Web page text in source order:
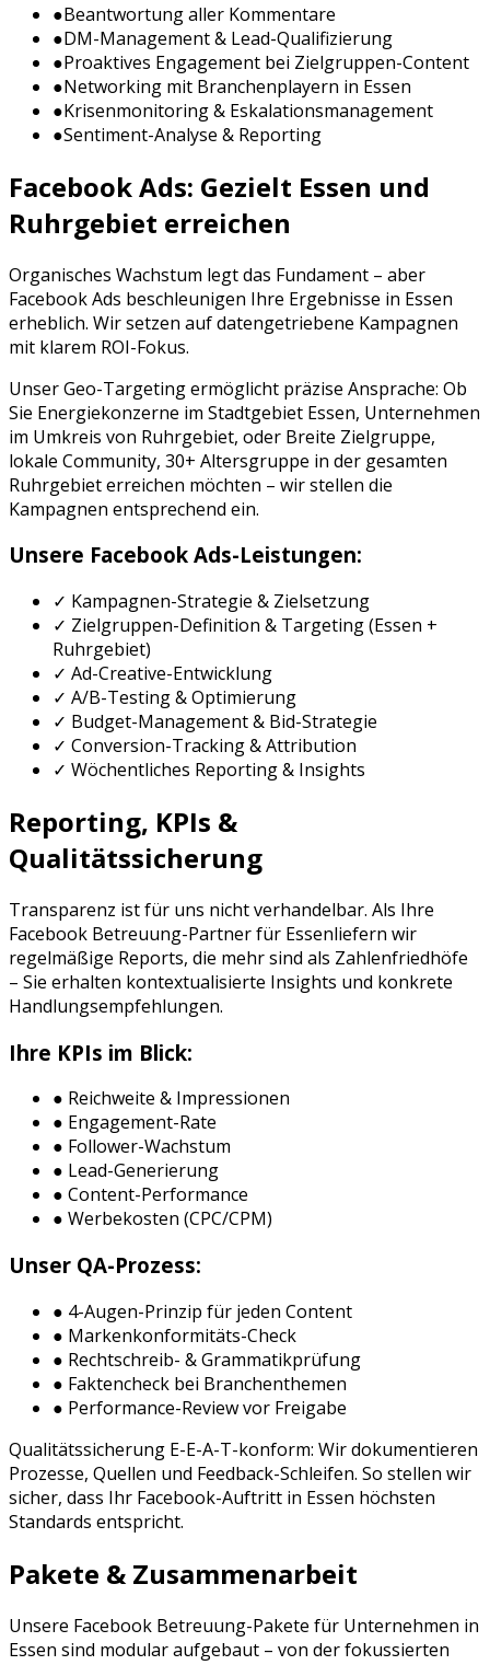
●Beantwortung aller Kommentare
●DM-Management & Lead-Qualifizierung
●Proaktives Engagement bei Zielgruppen-Content
●Networking mit Branchenplayern in Essen
●Krisenmonitoring & Eskalationsmanagement
●Sentiment-Analyse & Reporting
Facebook Ads: Gezielt Essen und
Ruhrgebiet erreichen
Organisches Wachstum legt das Fundament – aber
Facebook Ads beschleunigen Ihre Ergebnisse in Essen
erheblich. Wir setzen auf datengetriebene Kampagnen
mit klarem ROI-Fokus.
Unser Geo-Targeting ermöglicht präzise Ansprache: Ob
Sie Energiekonzerne im Stadtgebiet Essen, Unternehmen
im Umkreis von Ruhrgebiet, oder Breite Zielgruppe,
lokale Community, 30+ Altersgruppe in der gesamten
Ruhrgebieterreichen möchten – wir stellen die
Kampagnen entsprechend ein.
Unsere Facebook Ads-Leistungen:
✓ Kampagnen-Strategie & Zielsetzung
✓ Zielgruppen-Definition & Targeting (Essen +
Ruhrgebiet)
✓ Ad-Creative-Entwicklung
✓ A/B-Testing & Optimierung
✓ Budget-Management & Bid-Strategie
✓ Conversion-Tracking & Attribution
✓ Wöchentliches Reporting & Insights
Reporting, KPIs &
Qualitätssicherung
Transparenz ist für uns nicht verhandelbar. Als Ihre
Facebook Betreuung-Partner für Essenliefern wir
regelmäßige Reports, die mehr sind als Zahlenfriedhöfe
– Sie erhalten kontextualisierte Insights und konkrete
Handlungsempfehlungen.
Ihre KPIs im Blick:
● Reichweite & Impressionen
● Engagement-Rate
● Follower-Wachstum
● Lead-Generierung
● Content-Performance
● Werbekosten (CPC/CPM)
Unser QA-Prozess:
● 4-Augen-Prinzip für jeden Content
● Markenkonformitäts-Check
● Rechtschreib- & Grammatikprüfung
● Faktencheck bei Branchenthemen
● Performance-Review vor Freigabe
Qualitätssicherung E-E-A-T-konform: Wir dokumentieren
Prozesse, Quellen und Feedback-Schleifen. So stellen wir
sicher, dass Ihr Facebook-Auftritt in Essen höchsten
Standards entspricht.
Pakete & Zusammenarbeit
Unsere Facebook Betreuung-Pakete für Unternehmen in
Essen sind modular aufgebaut – von der fokussierten